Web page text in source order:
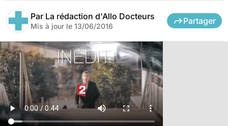
Par La rédaction d'Allo Docteurs
Mis à jour le 13/06/2016
Partager